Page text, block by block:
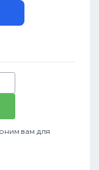
вам для